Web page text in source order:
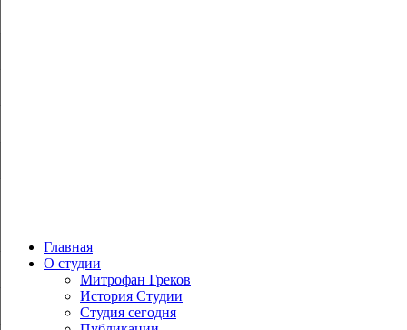
Главная
О студии
Митрофан Греков
История Студии
Студия сегодня